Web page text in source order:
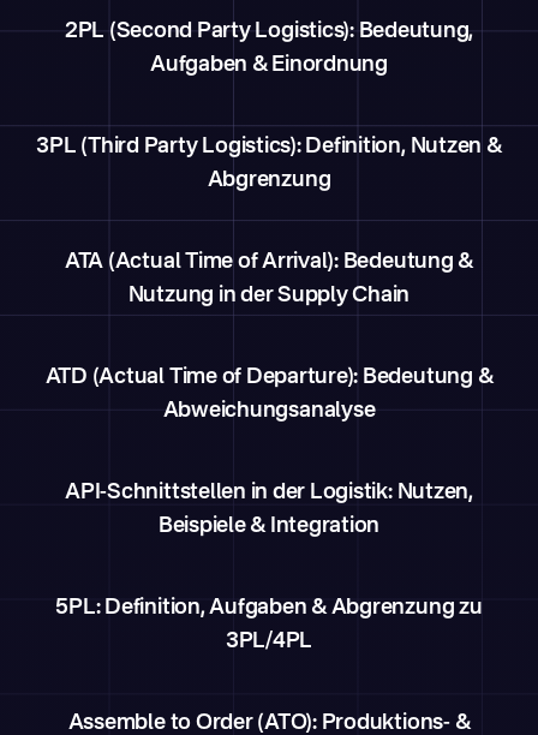
2PL (Second Party Logistics): Bedeutung,
Aufgaben & Einordnung
3PL (Third Party Logistics): Definition, Nutzen &
Abgrenzung
ATA (Actual Time of Arrival): Bedeutung &
Nutzung in der Supply Chain
ATD (Actual Time of Departure): Bedeutung &
Abweichungsanalyse
API-Schnittstellen in der Logistik: Nutzen,
Beispiele & Integration
5PL: Definition, Aufgaben & Abgrenzung zu
3PL/4PL
Assemble to Order (ATO): Produktions- &